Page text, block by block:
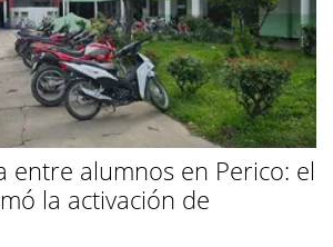
entre alumnos en Perico: el
la activación de